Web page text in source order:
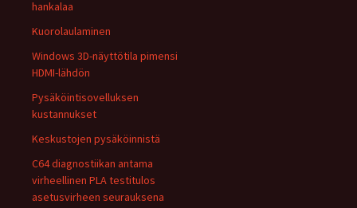
hankalaa
Kuorolaulaminen
Windows 3D-näyttötila pimensi
HDMI-lähdön
Pysäköintisovelluksen
kustannukset
Keskustojen pysäköinnistä
C64 diagnostiikan antama
virheellinen PLA testitulos
asetusvirheen seurauksena